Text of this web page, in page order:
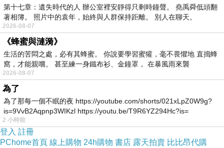
第十七章：遺失時代的人 辦公室裡安靜得只剩時鐘聲。 堯禹舜低頭翻
著相簿。 照片中的袁年，始終與人群保持距離。 別人在聊天。
2026-08-07
《蜂蜜與漣漪》
生活的苦悶之處，必有其蜂蜜。 你說要學習蜜獾，毫不畏懼地 直搗蜂
窩，才能親嚐。 甚至練一身鐵布衫、金鐘罩， 在暴風雨來襲
2026-08-07
為了
為了那每一個不眠的夜 https://youtube.com/shorts/021xLpZ0W9g?
is=9VvB2Aqpnp3WIKzl https://youtu.be/T9R6YZ294Hc?is=
2 小時前
登入 註冊
PChome首頁 線上購物 24h購物 書店 露天拍賣 比比昂代購